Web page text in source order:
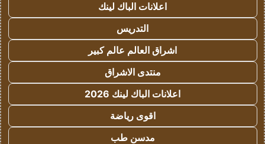
اعلانات الباك لينك
التدريس
اشراق العالم عالم كبير
منتدى الاشراق
اعلانات الباك لينك 2026
اقوى رياضة
مدسن طب